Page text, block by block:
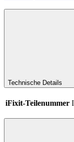
Technische Details
iFixit-Teilenummer